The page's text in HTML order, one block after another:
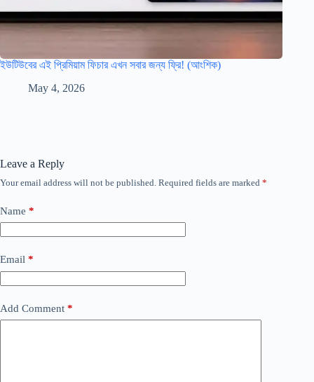
ইউটিউবের এই প্রিমিয়াম ফিচার এখন সবার জন্য ফ্রি! (আংশিক)
May 4, 2026
Leave a Reply
Your email address will not be published. Required fields are marked *
Name *
Email *
Add Comment *